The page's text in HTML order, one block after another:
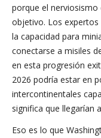
porque el nerviosismo
objetivo. Los
la capacidad para
conectarse a misiles
en esta progresión
2026 podría estar en
intercontinentales
significa que llegarían
Eso es lo que